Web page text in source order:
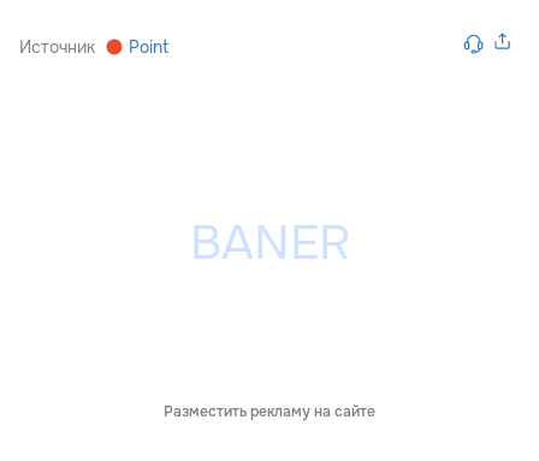
Источник Point
Разместить рекламу на сайте